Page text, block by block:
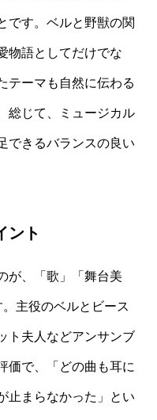
です。ベルと野獣の関
物語としてだけでな
テーマも自然に伝わる
総じて、ミュージカル
できるバランスの良い
ント
が、「歌」「舞台美
主役のベルとビース
ト夫人などアンサンブ
価で、「どの曲も耳に
止まらなかった」とい